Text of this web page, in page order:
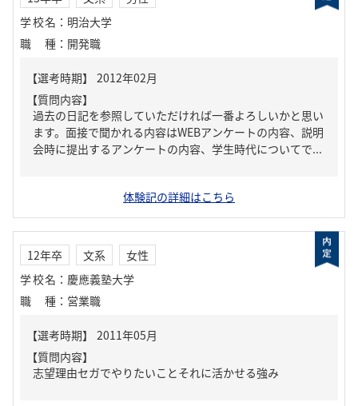
学校名 ： 明治大学
職種 ： 開発職
【質問内容】
過去の日記を参照していただければ一番よろしいかと思い
ます。面接で聞かれる内容はWEBアンケートの内容、説明
会時に提出するアンケートの内容、学生時代についてで...
体験記の詳細はこちら
12年卒 文系
女性
学校名 ： 慶應義塾大学
職種 ： 営業職
【質問内容】
志望理由セガでやりたいことそれに活かせる強み